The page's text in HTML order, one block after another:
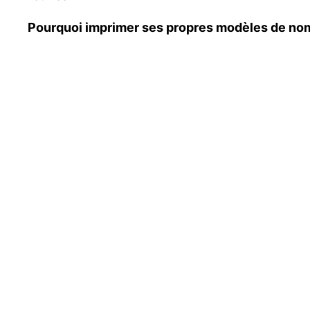
Pourquoi imprimer ses propres modèles de